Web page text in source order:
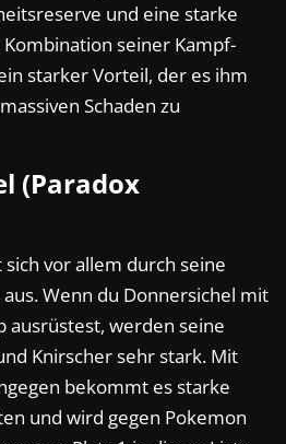
und eine starke
seiner Kampf-
starker Vorteil, der es ihm
Schaden zu
(Paradox
vor allem durch seine
Wenn du Donnersichel mit
ausrüstest, werden seine
Knirscher sehr stark. Mit
bekommt es starke
und wird gegen Pokemon